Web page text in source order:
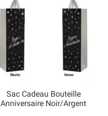
Sac Cadeau Bouteille
Anniversaire Noir/argent